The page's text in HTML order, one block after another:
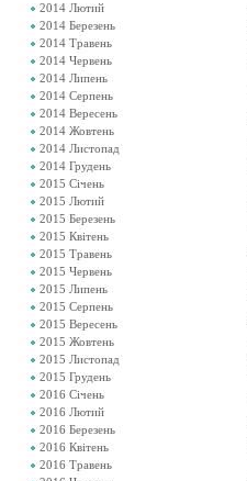
2014 Лютий
2014 Березень
2014 Травень
2014 Червень
2014 Липень
2014 Серпень
2014 Вересень
2014 Жовтень
2014 Листопад
2014 Грудень
2015 Січень
2015 Лютий
2015 Березень
2015 Квітень
2015 Травень
2015 Червень
2015 Липень
2015 Серпень
2015 Вересень
2015 Жовтень
2015 Листопад
2015 Грудень
2016 Січень
2016 Лютий
2016 Березень
2016 Квітень
2016 Травень